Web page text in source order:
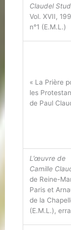
Claudel
Vol. XVII,
n°1 (E.M.L.)
« La Prière
les
de Paul
L’œuvre de
Camille
de Reine-
Paris et
de la
(E.M.L.),